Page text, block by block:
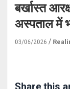
बर्खास्त
अस्पताल में
03/06/2026
Share this